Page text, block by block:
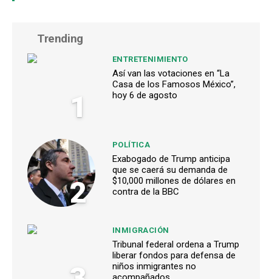
Trending
1
ENTRETENIMIENTO
Así van las votaciones en “La
Casa de los Famosos México”,
hoy 6 de agosto
2
POLÍTICA
Exabogado de Trump anticipa
que se caerá su demanda de
$10,000 millones de dólares en
contra de la BBC
INMIGRACIÓN
Tribunal federal ordena a Trump
liberar fondos para defensa de
niños inmigrantes no